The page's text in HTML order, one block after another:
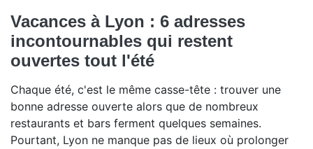
Vacances à Lyon : 6 adresses
incontournables qui restent
ouvertes tout l'été
Chaque été, c'est le même casse-tête : trouver une
bonne adresse ouverte alors que de nombreux
restaurants et bars ferment quelques semaines.
Pourtant, Lyon ne manque pas de lieux où prolonger